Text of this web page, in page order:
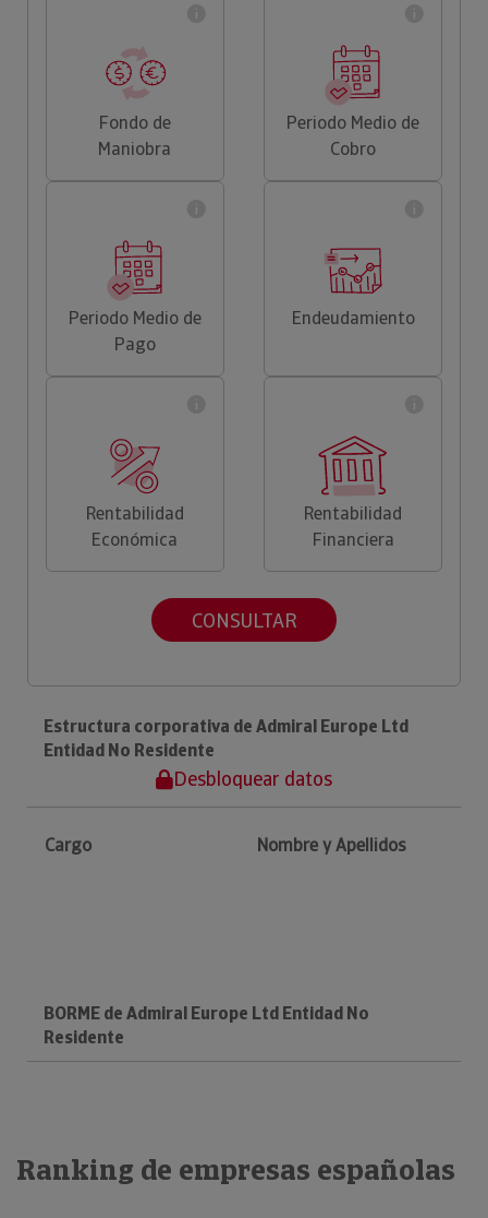
Fondo de
Maniobra
Periodo Medio de
Cobro
Periodo Medio de
Pago
Endeudamiento
Rentabilidad
Económica
Rentabilidad
Financiera
CONSULTAR
Estructura corporativa de Admiral Europe Ltd
Entidad No Residente
Desbloquear datos
Cargo Nombre y Apellidos
BORME de Admiral Europe Ltd Entidad No
Residente
Ranking de empresas españolas